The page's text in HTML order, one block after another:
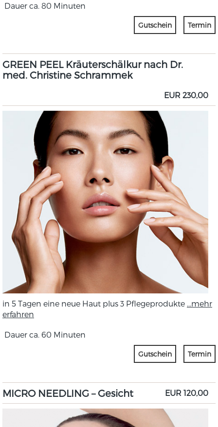
Dauer ca. 80 Minuten
Gutschein Termin
GREEN PEEL Kräuterschälkur nach Dr.
med. Christine Schrammek
EUR 230,00
in 5 Tagen eine neue Haut plus 3 Pflegeprodukte ...mehr
erfahren
Dauer ca. 60 Minuten
Gutschein Termin
MICRO NEEDLING – Gesicht EUR 120,00